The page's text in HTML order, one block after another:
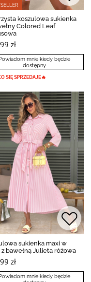
koszulowa sukienka
Colored Leaf
zł
mnie kiedy będzie
dostępny
SIĘ SPRZEDAJE🔥
sukienka maxi w
z bawełną Julieta różowa
zł
mnie kiedy będzie